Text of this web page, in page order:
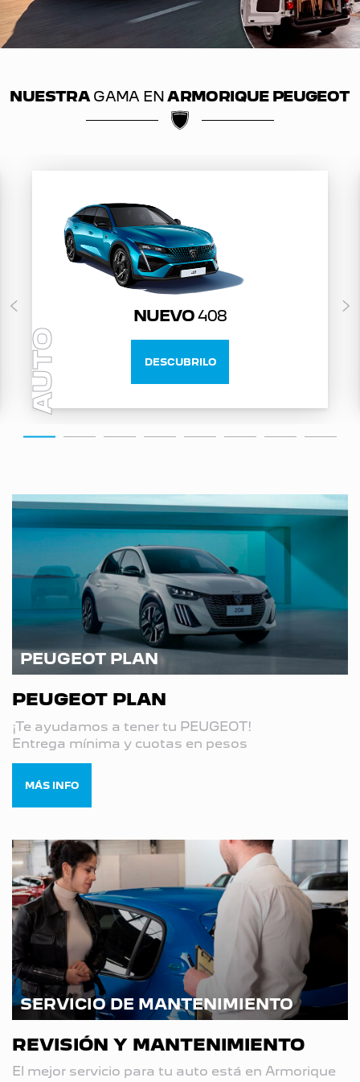
NUESTRA GAMA ENARMORIQUE PEUGEOT
AUTO
NUEVO408
DESCUBRILO
PEUGEOT PLAN
PEUGEOT PLAN
¡Te ayudamos a tener tu PEUGEOT!
Entrega mínima y cuotas en pesos
MÁS INFO
SERVICIO DE MANTENIMIENTO
REVISIÓN Y MANTENIMIENTO
El mejor servicio para tu auto está en Armorique